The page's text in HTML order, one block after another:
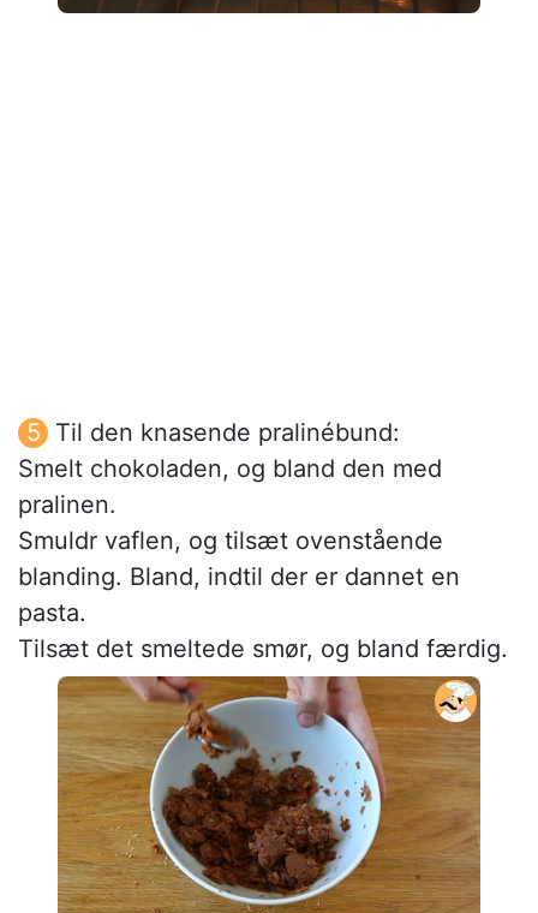
Til den knasende pralinébund:
Smelt chokoladen, og bland den med
pralinen.
Smuldr vaflen, og tilsæt ovenstående
blanding. Bland, indtil der er dannet en
pasta.
Tilsæt det smeltede smør, og bland færdig.